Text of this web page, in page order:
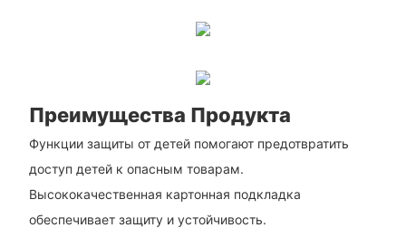
Преимущества Продукта
Функции защиты от детей помогают предотвратить
доступ детей к опасным товарам.
Высококачественная картонная подкладка
обеспечивает защиту и устойчивость.